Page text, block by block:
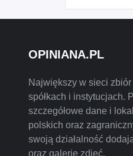
OPINIANA.PL
Największy w sieci
spółkach i instytucjach.
szczegółowe dane i
polskich oraz
swoją działalność
oraz galerię zdjęć.